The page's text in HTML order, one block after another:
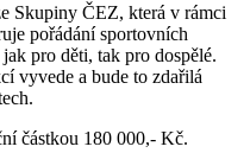
Skupiny ČEZ, která v rámci
pořádání sportovních
pro děti, tak pro dospělé.
vyvede a bude to zdařilá
částkou 180 000,- Kč.